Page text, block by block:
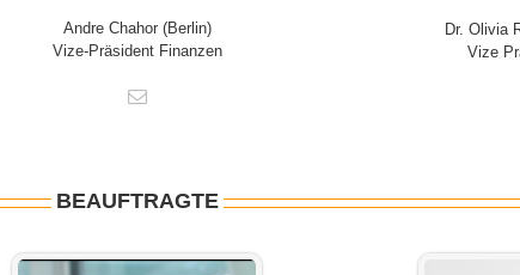
Andre Chahor (Berlin)
Vize-Präsident Finanzen
Dr. Olivia
Vize
BEAUFTRAGTE